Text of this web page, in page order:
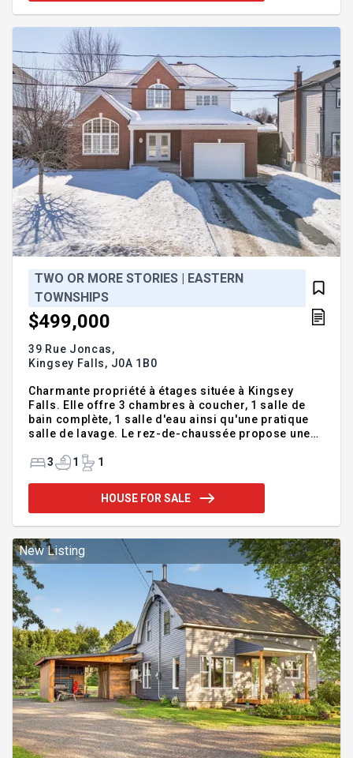
Falls, de ses nombreux services, opportunités
d'emplo
TWO OR MORE STORIES | EASTERN
TOWNSHIPS
$499,000
39 Rue Joncas,
Kingsey Falls, J0A 1B0
Charmante propriété à étages située à Kingsey
Falls. Elle offre 3 chambres à coucher, 1 salle de
bain complète, 1 salle d'eau ainsi qu'une pratique
salle de lavage. Le rez-de-chaussée propose une
sous-sol, vous trouverez une salle familiale offrant
garage attaché complète la propriété et ajoute un
espace de rangement. À l'extérieur, profitez d'une
invitante à découvrir absolument ! Addendum:
3 1 1
HOUSE FOR SALE
New Listing